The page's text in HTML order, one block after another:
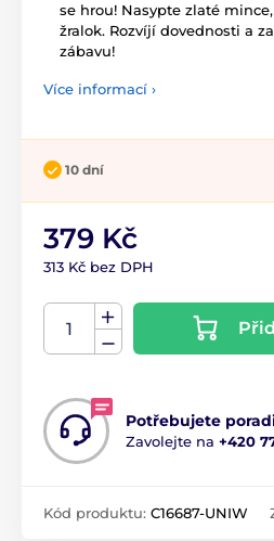
se hrou! Nasypte zlaté
žralok. Rozvíjí dovednosti a
zábavu!
Více informací ›
10 dní
379 Kč
313 Kč bez DPH
Potřebujete
Zavolejte na +420
Kód produktu: C16687-UNIW